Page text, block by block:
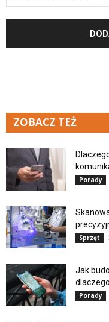
ZOBACZ TEŻ
Porady
Sprzęt
Jak
dlaczego
Porady